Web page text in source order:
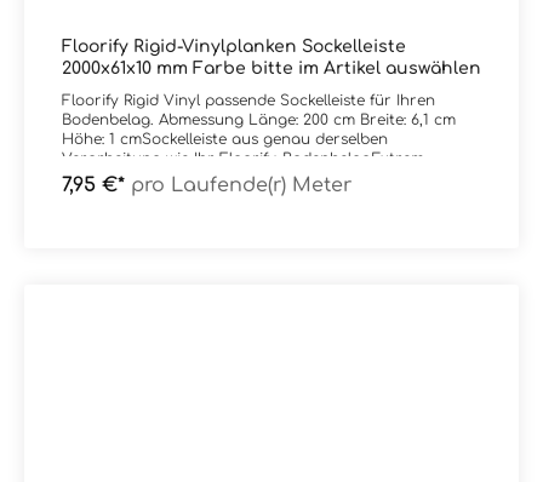
Floorify Rigid-Vinylplanken Sockelleiste
2000x61x10 mm Farbe bitte im Artikel auswählen
Floorify Rigid Vinyl passende Sockelleiste für Ihren
Bodenbelag. Abmessung Länge: 200 cm Breite: 6,1 cm
Höhe: 1 cmSockelleiste aus genau derselben
Verarbeitung wie Ihr Floorify-BodenbelagExtrem
verschleiß- und stoßfest - gewünschte Farbe einfach im
Artikel auswählen.
7,95 €* pro Laufende(r) Meter